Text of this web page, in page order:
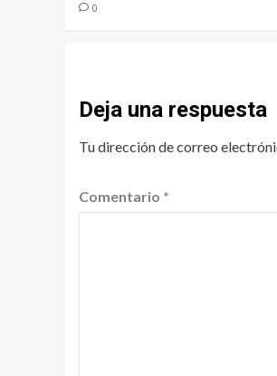
0
Deja una respuesta
Tu dirección de correo
Comentario *